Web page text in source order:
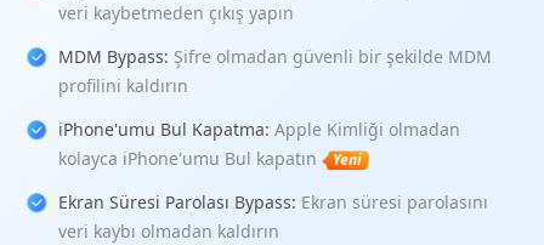
veri kaybetmeden çıkış yapın
MDM Bypass: Şifre olmadan güvenli bir şekilde MDM
profilini kaldırın
iPhone'umu Bul Kapatma: Apple Kimliği olmadan
kolayca iPhone'umu Bul kapatın
Yeni
Ekran Süresi Parolası Bypass: Ekran süresi parolasını
veri kaybı olmadan kaldırın